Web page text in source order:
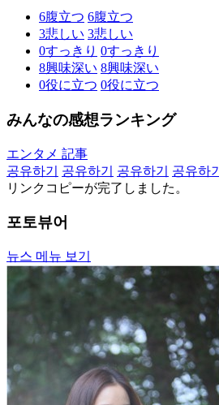
6腹立つ 6腹立つ
3悲しい 3悲しい
0すっきり 0すっきり
8興味深い 8興味深い
0役に立つ 0役に立つ
みんなの感想ランキング
エンタメ 記事
공유하기
공유하기 공유하기 공유하기
リンクコピーが完了しました。
포토뷰어
뉴스 메뉴 보기